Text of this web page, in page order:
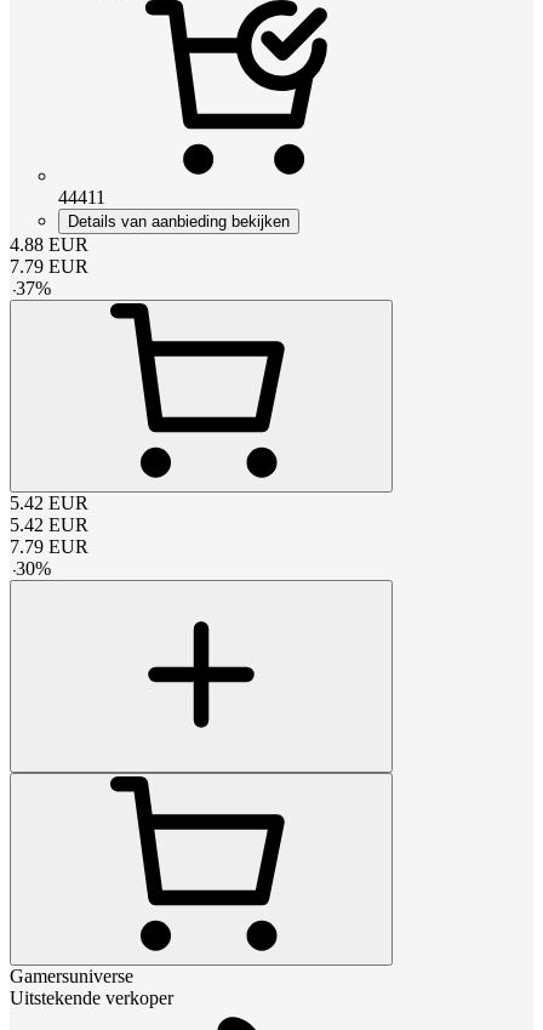
44411
Details van aanbieding bekijken
4.88 EUR
7.79 EUR
-37%
5.42 EUR
5.42 EUR
7.79 EUR
-30%
Gamersuniverse
Uitstekende verkoper